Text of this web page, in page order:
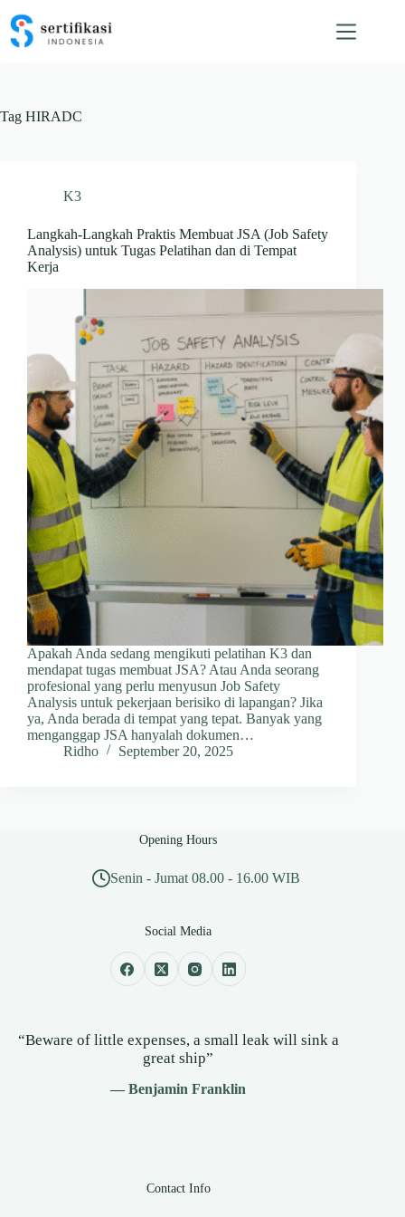
content
Tag HIRADC
K3
Langkah-Langkah Praktis Membuat JSA (Job Safety
Analysis) untuk Tugas Pelatihan dan di Tempat
Kerja
Apakah Anda sedang mengikuti pelatihan K3 dan
mendapat tugas membuat JSA? Atau Anda seorang
profesional yang perlu menyusun Job Safety
Analysis untuk pekerjaan berisiko di lapangan? Jika
ya, Anda berada di tempat yang tepat. Banyak yang
menganggap JSA hanyalah dokumen…
Ridho
September 20, 2025
Opening Hours
Senin - Jumat 08.00 - 16.00 WIB
Social Media
“Beware of little expenses, a small leak will sink a
great ship”
— Benjamin Franklin
Contact Info